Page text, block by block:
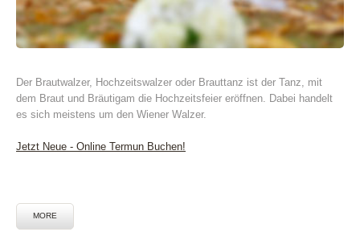
Der Brautwalzer, Hochzeitswalzer oder Brauttanz ist der Tanz, mit
dem Braut und Bräutigam die Hochzeitsfeier eröffnen. Dabei handelt
es sich meistens um den Wiener Walzer.
Jetzt Neue - Online Termun Buchen!
MORE